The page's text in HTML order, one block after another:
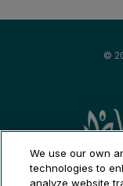
©
We use our own
technologies to
analyze website